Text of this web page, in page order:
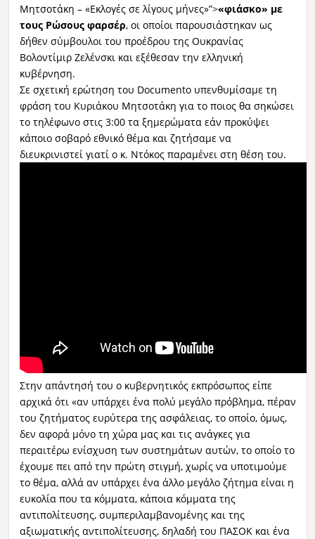
Πολιτισμός
Μητσοτάκη – «Εκλογές σε λίγους μήνες»”>«φιάσκο» με
τους Ρώσους φαρσέρ, οι οποίοι παρουσιάστηκαν ως
δήθεν σύµβουλοι του προέδρου της Ουκρανίας
Βολοντίµιρ Ζελένσκι και εξέθεσαν την ελληνική
κυβέρνηση.
Σε σχετική ερώτηση του Documento υπενθυμίσαμε τη
φράση του Κυριάκου Μητσοτάκη για το ποιος θα σηκώσει
το τηλέφωνο στις 3:00 τα ξημερώματα εάν προκύψει
κάποιο σοβαρό εθνικό θέμα και ζητήσαμε να
διευκρινιστεί γιατί ο κ. Ντόκος παραμένει στη θέση του.
Στην απάντησή του ο κυβερνητικός εκπρόσωπος είπε
αρχικά ότι «αν υπάρχει ένα πολύ μεγάλο πρόβλημα, πέραν
του ζητήματος ευρύτερα της ασφάλειας, το οποίο, όμως,
δεν αφορά μόνο τη χώρα μας και τις ανάγκες για
περαιτέρω ενίσχυση των συστημάτων αυτών, το οποίο το
έχουμε πει από την πρώτη στιγμή, χωρίς να υποτιμούμε
το θέμα, αλλά αν υπάρχει ένα άλλο μεγάλο ζήτημα είναι η
ευκολία που τα κόμματα, κάποια κόμματα της
αντιπολίτευσης, συμπεριλαμβανομένης και της
αξιωματικής αντιπολίτευσης, δηλαδή του ΠΑΣΟΚ και ένα